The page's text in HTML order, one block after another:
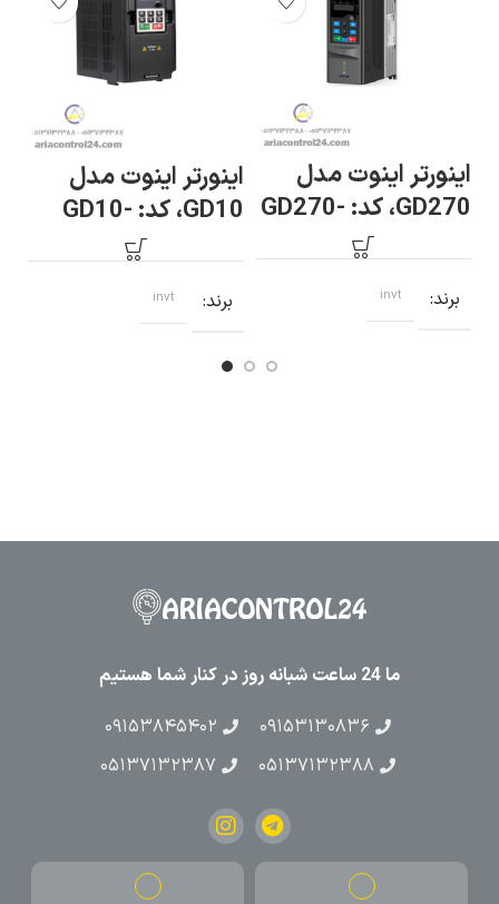
اینورتر اینوت مدل
GD270، کد: GD270-
برند invt
اینورتر اینوت مدل
GD10، کد: GD10-
0R7G-S2-B
برند invt
ما 24 ساعت شبانه روز در کنار شما هستیم
۰۹۱۵۳۱۳۰۸۳۶
۰۹۱۵۳۸۴۵۴۰۲
۰۵۱۳۷۱۳۲۳۸۸
۰۵۱۳۷۱۳۲۳۸۷